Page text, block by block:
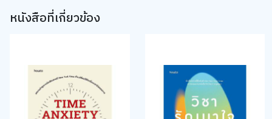
หนังสือที่เกี่ยวข้อง